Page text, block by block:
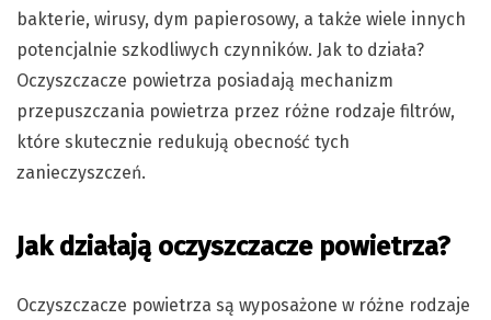
bakterie, wirusy, dym papierosowy, a także wiele innych
potencjalnie szkodliwych czynników. Jak to działa?
Oczyszczacze powietrza posiadają mechanizm
przepuszczania powietrza przez różne rodzaje filtrów,
które skutecznie redukują obecność tych
zanieczyszczeń.
Jak działają oczyszczacze powietrza?
Oczyszczacze powietrza są wyposażone w różne rodzaje